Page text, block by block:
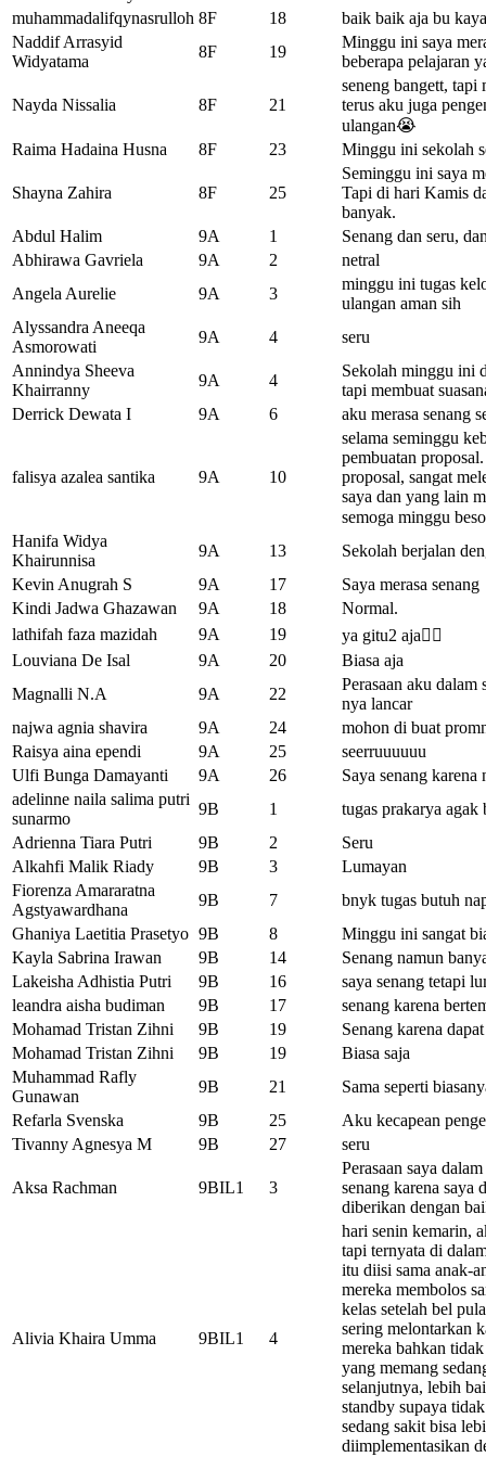
muhammadalifqynasrulloh 8F 18
baik baik aja bu
Naddif Arrasyid
Widyatama
8F 19
Minggu ini saya
beberapa pelajaran
Nayda Nissalia 8F 21
seneng bangett,
terus aku juga
ulangan😭
Raima Hadaina Husna
8F 23 Minggu ini sekolah
Shayna Zahira 8F 25
Seminggu ini saya
Tapi di hari Kamis
banyak.
Abdul Halim
9A 1
Senang dan seru,
Abhirawa Gavriela
9A 2
netral
Angela Aurelie
9A 3
minggu ini tugas
ulangan aman sih
Alyssandra Aneeqa
Asmorowati
9A 4
seru
Annindya Sheeva
Khairranny
9A 4
Sekolah minggu ini
tapi membuat
Derrick Dewata I
9A 6 aku merasa senang
falisya azalea santika 9A 10
selama seminggu
pembuatan
proposal, sangat
saya dan yang lain
semoga minggu
Hanifa Widya
Khairunnisa
9A 13
Sekolah berjalan
Kevin Anugrah S
9A 17
Saya merasa senang
Kindi Jadwa Ghazawan
9A 18
Normal.
lathifah faza mazidah
9A 19
ya gitu2 aja☝🏻
Louviana De Isal
9A 20
Biasa aja
Magnalli N.A
9A 22
Perasaan aku dalam
nya lancar
najwa agnia shavira
9A 24
mohon di buat
Raisya aina ependi
9A 25
seerruuuuuu
Ulfi Bunga Damayanti
9A 26
Saya senang
adelinne naila salima putri
sunarmo
9B 1
tugas prakarya
Adrienna Tiara Putri
9B 2
Seru
Alkahfi Malik Riady
9B 3
Lumayan
Fiorenza Amararatna
Agstyawardhana
9B 7
bnyk tugas butuh
Ghaniya Laetitia Prasetyo 9B 8
Minggu ini sangat
Kayla Sabrina Irawan
9B 14
Senang namun
Lakeisha Adhistia Putri
9B 16
saya senang tetapi
leandra aisha budiman
9B 17
senang karena
Mohamad Tristan Zihni
9B 19
Senang karena
Mohamad Tristan Zihni
9B 19
Biasa saja
Muhammad Rafly
Gunawan
9B 21
Sama seperti
Refarla Svenska
9B 25
Aku kecapean
Tivanny Agnesya M
9B 27 seru
Aksa Rachman 9BIL1 3
Perasaan saya
senang karena saya
diberikan dengan
Alivia Khaira Umma 9BIL1 4
hari senin kemarin,
tapi ternyata di
itu diisi sama anak-
mereka membolos
kelas setelah bel
sering melontarkan
mereka bahkan
yang memang
selanjutnya, lebih
standby supaya
sedang sakit bisa
diimplementasikan